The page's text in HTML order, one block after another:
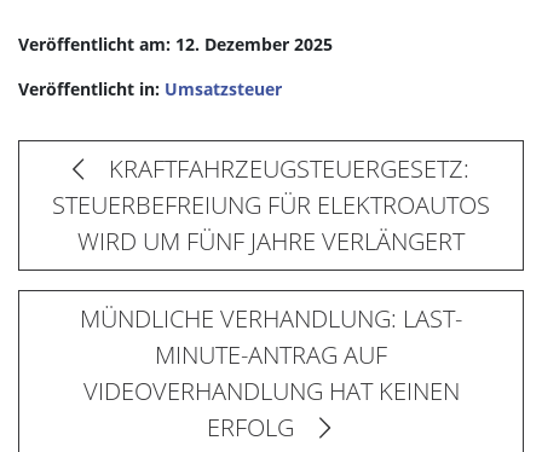
Veröffentlicht am: 12. Dezember 2025
Veröffentlicht in: Umsatzsteuer
KRAFTFAHRZEUGSTEUERGESETZ:
STEUERBEFREIUNG FÜR ELEKTROAUTOS
WIRD UM FÜNF JAHRE VERLÄNGERT
MÜNDLICHE VERHANDLUNG: LAST-
MINUTE-ANTRAG AUF
VIDEOVERHANDLUNG HAT KEINEN
ERFOLG